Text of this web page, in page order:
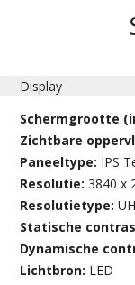
Display
Schermgrootte
Zichtbare
Paneeltype: IPS
Resolutie:3840 x
Resolutietype:
Statische
Dynamische
Lichtbron: LED